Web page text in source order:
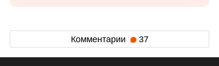
Комментарии 37